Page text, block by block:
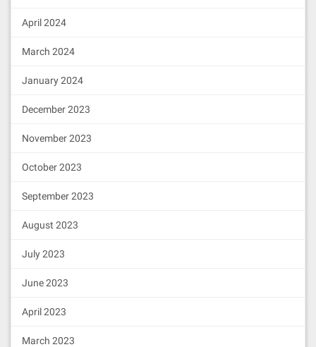
April 2024
March 2024
January 2024
December 2023
November 2023
October 2023
September 2023
August 2023
July 2023
June 2023
April 2023
March 2023